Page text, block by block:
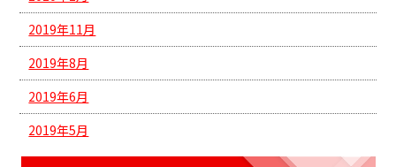
2019年11月
2019年8月
2019年6月
2019年5月